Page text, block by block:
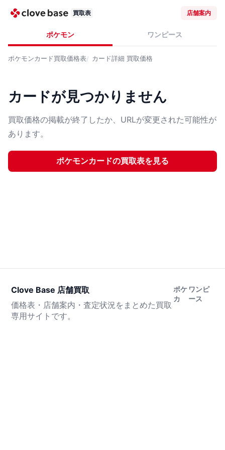
買取表 店舗案内
ポケモン ワンピース
ポケモンカード買取価格表 カード詳細 買取価格
カードが見つかりません
買取価格の掲載が終了したか、URLが変更された可能性が
あります。
ポケモンカードの買取表を見る
Clove Base 店舗買取
価格表・店舗案内・査定状況をまとめた買取
専用サイトです。
ポケ
カ
ワンピ
ース